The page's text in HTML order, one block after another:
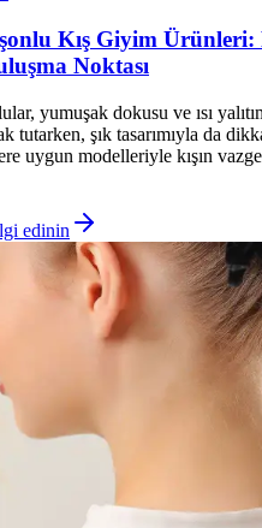
Kış Giyim Ürünleri:
Noktası
yumuşak dokusu ve ısı
tutarken, şık tasarımıyla da
uygun modelleriyle kışın
edinin